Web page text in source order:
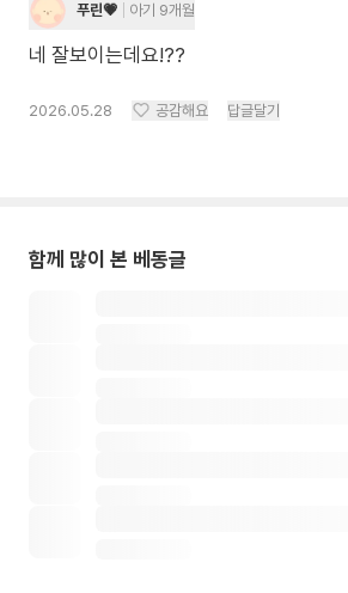
푸린💗 아기 9개월
네 잘보이는데요!??
2026.05.28 공감해요 답글달기
함께 많이 본 베동글